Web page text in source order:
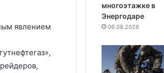
явлением
многоэтажке в
Энергодаре
06.08.2026